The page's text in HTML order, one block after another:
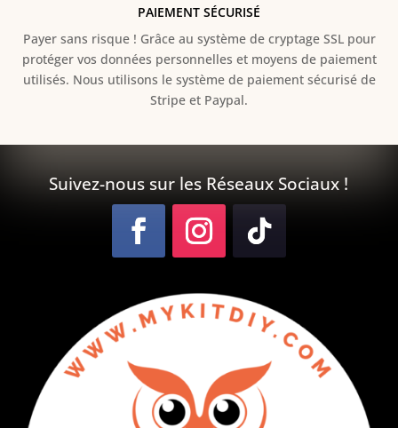
PAIEMENT SÉCURISÉ
Payer sans risque ! Grâce au système de cryptage SSL pour
protéger vos données personnelles et moyens de paiement
utilisés. Nous utilisons le système de paiement sécurisé de
Stripe et Paypal.
Suivez-nous sur les Réseaux Sociaux !